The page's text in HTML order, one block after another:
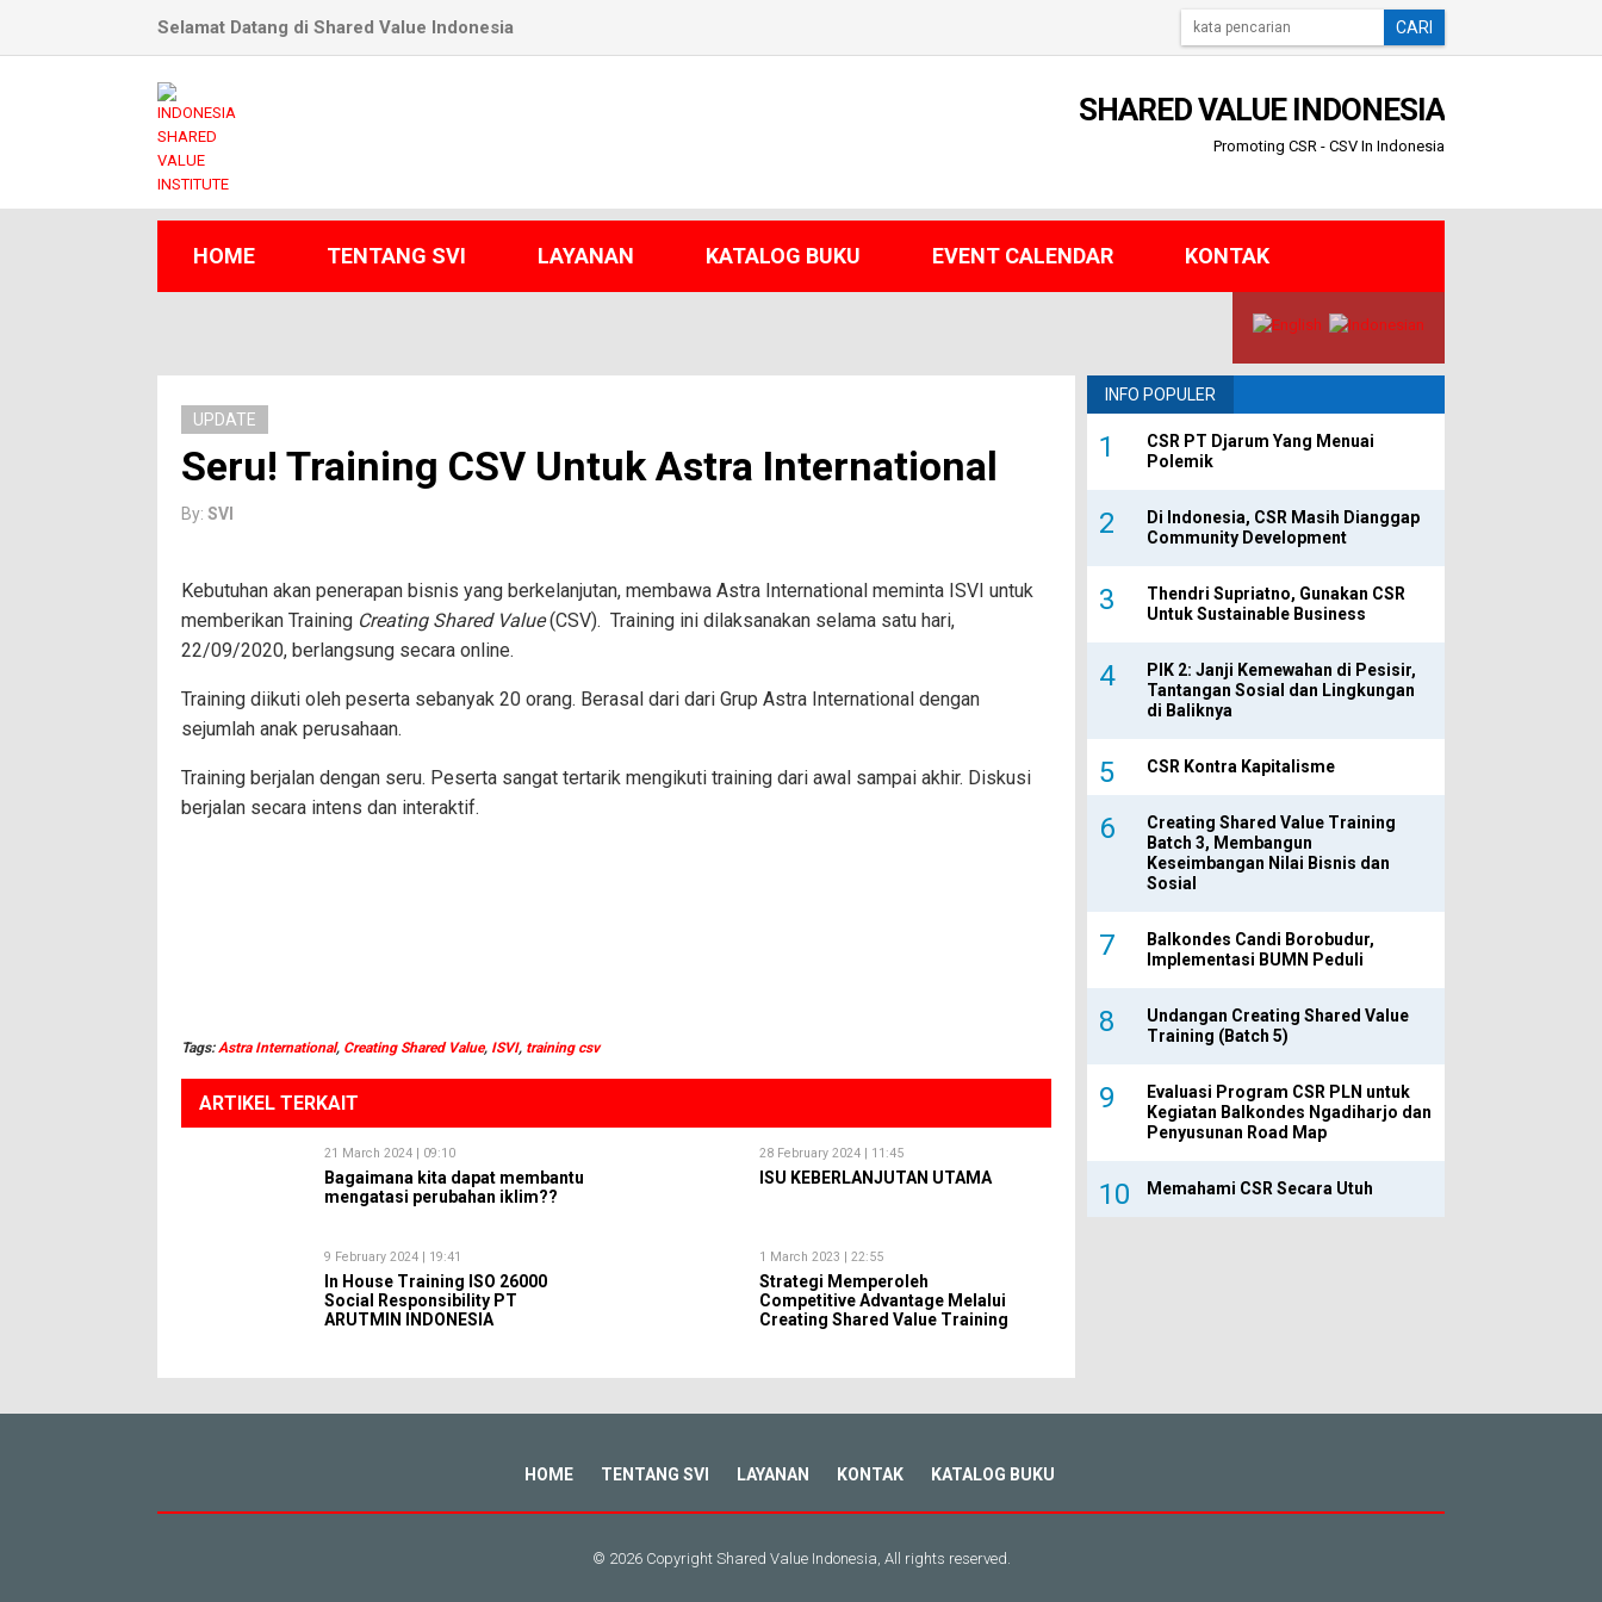
Selamat Datang di Shared Value Indonesia CARI
SHARED VALUE INDONESIA
Promoting CSR - CSV In Indonesia
HOME TENTANG SVI LAYANAN KATALOG BUKU EVENT CALENDAR KONTAK
UPDATE
Seru! Training CSV Untuk Astra International
By: SVI
Kebutuhan akan penerapan bisnis yang berkelanjutan, membawa Astra International meminta ISVI untuk
memberikan Training Creating Shared Value(CSV). Training ini dilaksanakan selama satu hari,
22/09/2020, berlangsung secara online.
Training diikuti oleh peserta sebanyak 20 orang. Berasal dari dari Grup Astra International dengan
sejumlah anak perusahaan.
Training berjalan dengan seru. Peserta sangat tertarik mengikuti training dari awal sampai akhir. Diskusi
berjalan secara intens dan interaktif.
Tags:Astra International, Creating Shared Value, ISVI, training csv
ARTIKEL TERKAIT
21 March 2024 | 09:10
Bagaimana kita dapat membantu
mengatasi perubahan iklim??
28 February 2024 | 11:45
ISU KEBERLANJUTAN UTAMA
9 February 2024 | 19:41
In House Training ISO 26000
Social Responsibility PT
ARUTMIN INDONESIA
1 March 2023 | 22:55
Strategi Memperoleh
Competitive Advantage Melalui
Creating Shared Value Training
INFO POPULER
CSR PT Djarum Yang Menuai
Polemik
Di Indonesia, CSR Masih Dianggap
Community Development
Thendri Supriatno, Gunakan CSR
Untuk Sustainable Business
PIK 2: Janji Kemewahan di Pesisir,
Tantangan Sosial dan Lingkungan
di Baliknya
CSR Kontra Kapitalisme
Creating Shared Value Training
Batch 3, Membangun
Keseimbangan Nilai Bisnis dan
Sosial
Balkondes Candi Borobudur,
Implementasi BUMN Peduli
Undangan Creating Shared Value
Training (Batch 5)
Evaluasi Program CSR PLN untuk
Kegiatan Balkondes Ngadiharjo dan
Penyusunan Road Map
Memahami CSR Secara Utuh
HOME TENTANG SVI LAYANAN KONTAK KATALOG BUKU
© 2026 Copyright Shared Value Indonesia, All rights reserved.